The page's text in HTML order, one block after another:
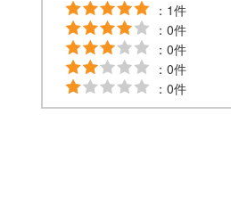
：1件
：0件
：0件
：0件
：0件